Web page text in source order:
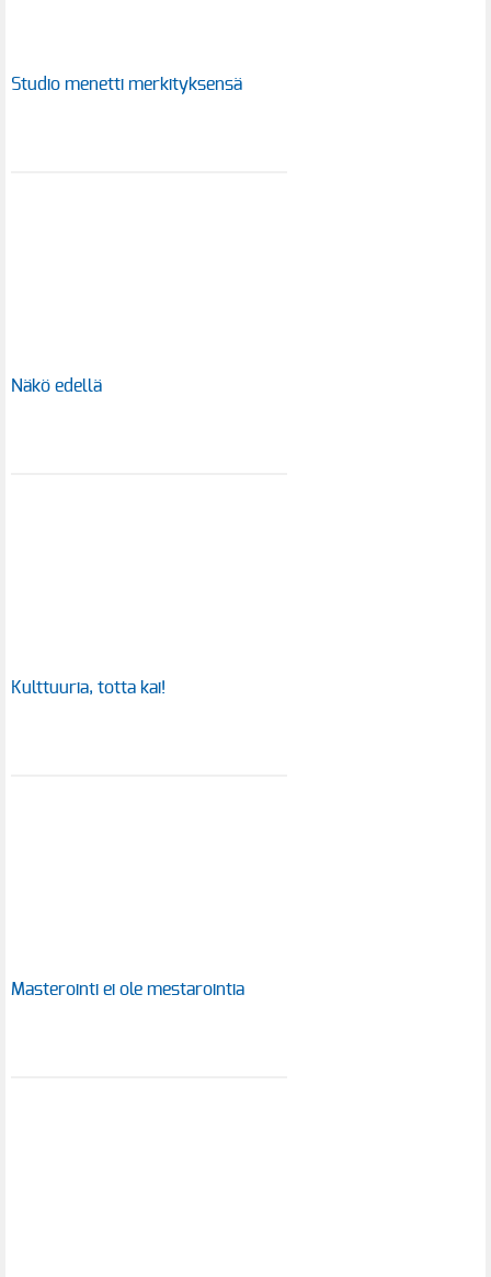
Studio menetti merkityksensä
Näkö edellä
Kulttuuria, totta kai!
Masterointi ei ole mestarointia